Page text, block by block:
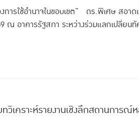
การใช้อำนาจในขอบเขต” ดร.พิเศษ สอา
ณ อาคารรัฐสภา ระหว่างร่วมแลกเปลี่ยนทัศ
วิเคราะห์รายงานเชิงลึกสถานการ